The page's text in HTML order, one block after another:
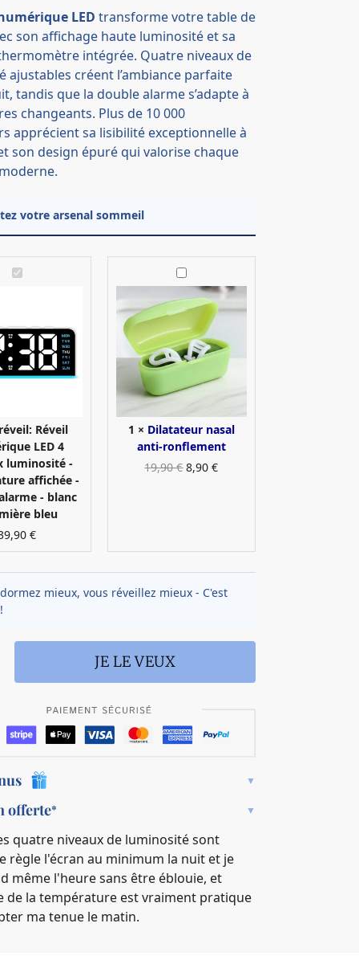
LED transforme votre table de
son affichage haute luminosité et sa
intégrée. Quatre niveaux de
ajustables créent l’ambiance parfaite
tandis que la double alarme s’adapte à
changeants. Plus de 10 000
apprécient sa lisibilité exceptionnelle à
son design épuré qui valorise chaque
votre arsenal sommeil
R
e
i
l
n
é
r
i
q
u
e
E
4
n
e
u
u
m
n
s
t
é
t
e
Réveil
LED 4
luminosité -
affichée -
- blanc
bleu
€
D
i
l
t
a
e
r
n
s
i
-
n
f
e
n
1 × Dilatateur nasal
anti-ronflement
19,90€ 8,90€
mieux, vous réveillez mieux - C'est
JE LE VEUX
offerte*
Les quatre niveaux de luminosité sont
règle l'écran au minimum la nuit et je
même l'heure sans être éblouie, et
de la température est vraiment pratique
ma tenue le matin.